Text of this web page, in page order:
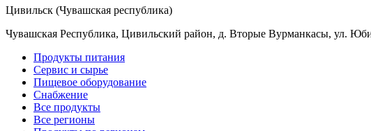
Цивильск (Чувашская республика)
Чувашская Республика, Цивильский район, д. Вторые Вурманкасы, ул.
Продукты питания
Сервис и сырье
Пищевое оборудование
Снабжение
Все продукты
Все регионы